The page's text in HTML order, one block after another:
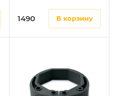
1490 в корзину